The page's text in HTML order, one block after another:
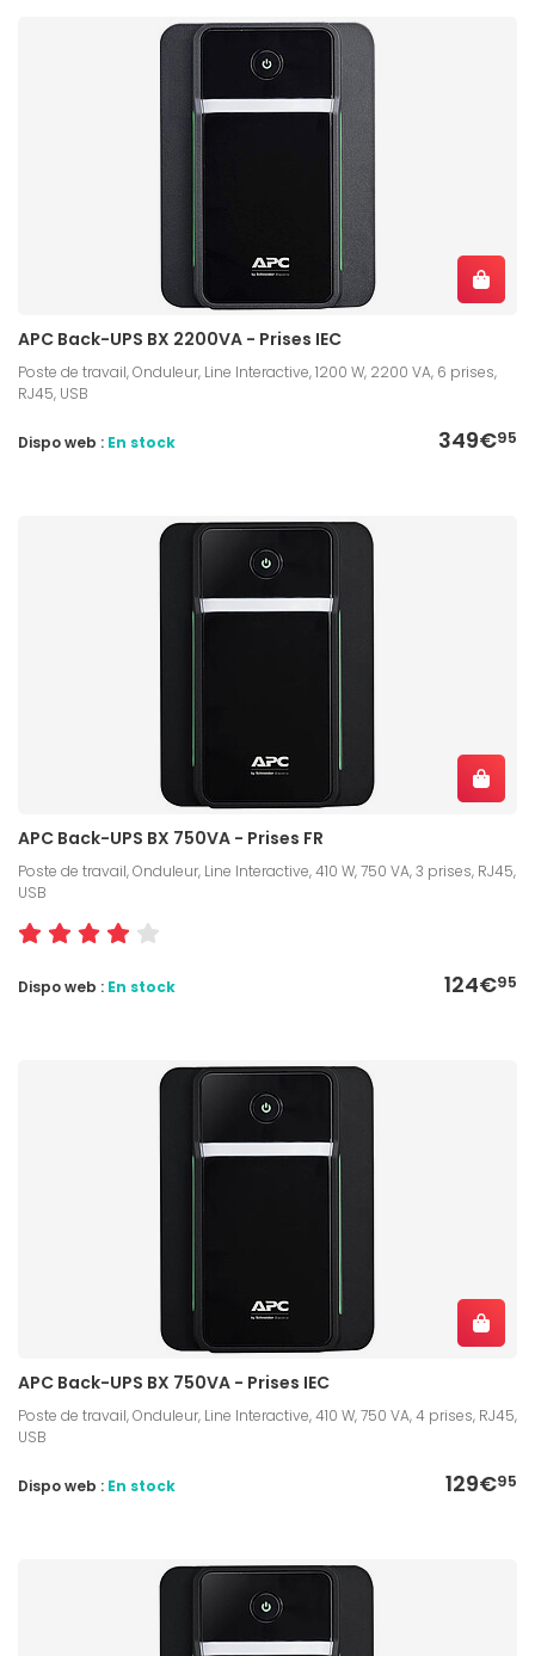
APC Back-UPS BX 2200VA - Prises IEC
Poste de travail, Onduleur, Line Interactive, 1200 W, 2200 VA, 6 prises,
RJ45, USB
349€95
Dispo web : En stock
APC Back-UPS BX 750VA - Prises FR
Poste de travail, Onduleur, Line Interactive, 410 W, 750 VA, 3 prises, RJ45,
USB
124€95
Dispo web : En stock
APC Back-UPS BX 750VA - Prises IEC
Poste de travail, Onduleur, Line Interactive, 410 W, 750 VA, 4 prises, RJ45,
USB
129€95
Dispo web : En stock